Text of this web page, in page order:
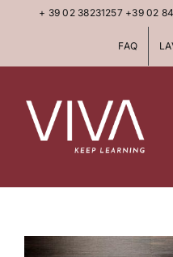
+ 39 02 38231257 +39 02
FAQ
View